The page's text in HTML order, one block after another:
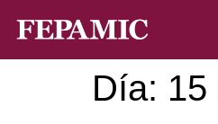
Día: 15